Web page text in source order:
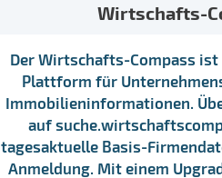
Wirtschafts-
Der Wirtschafts-Compass
Plattform für
Immobilieninformationen.
auf
tagesaktuelle Basis-
Anmeldung. Mit einem